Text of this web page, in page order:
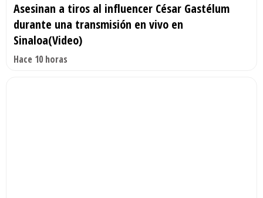
Asesinan a tiros al influencer César Gastélum
durante una transmisión en vivo en
Sinaloa(Video)
Hace 10 horas